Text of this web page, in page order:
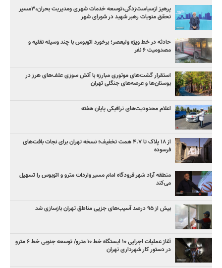
پرهیز ازسیاست‌زدگی،توسعه خدمات شهری ومدیریت بحران،۳مسیر
تحقق منویات رهبر شهید در شورای شهر
حادثه در خط ویژه ولیعصر؛ برخورد اتوبوس با چند وسیله نقلیه و
مصدومیت ۶ نفر
استقرار گشت‌های موتوری مبارزه با آتش سوزی علف‌های هرز در
بوستان‌ها و عرصه‌های جنگلی تهران
اعلام محدودیت‌های ترافیکی پایان هفته
از ۱۸ پلاک تا ۴.۷ همت تخفیف؛ نسخه تهران برای نجات بافت‌های
فرسوده
منطقه آزاد شهر فرودگاه امام مسیر واردات مترو و اتوبوس را تسهیل
می‌کند
بیش از ۹۵ درصد آسیب‌های جزیی مناطق تهران بازسازی شد
آغاز عملیات اجرایی ۱۰ ایستگاه خط ۱۰ مترو/ توسعه جنوبی خط ۶ مترو
در دستور کار شهرداری تهران